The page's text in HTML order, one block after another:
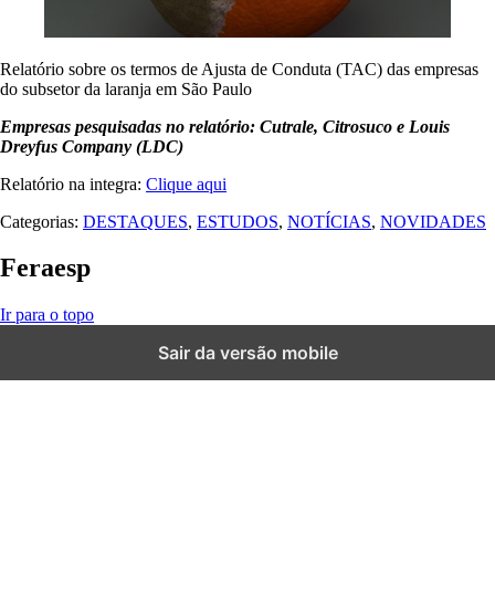
Relatório sobre os termos de Ajusta de Conduta (TAC) das empresas
do subsetor da laranja em São Paulo
Empresas pesquisadas no relatório: Cutrale, Citrosuco e Louis
Dreyfus Company (LDC)
Relatório na integra: Clique aqui
Categorias: DESTAQUES, ESTUDOS, NOTÍCIAS, NOVIDADES
Feraesp
Ir para o topo
Sair da versão mobile